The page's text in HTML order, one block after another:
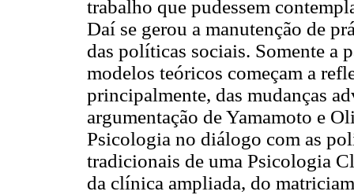
trabalho que pudessem
Daí se gerou a manutenção de
das políticas sociais. Somente a
modelos teóricos começam a
principalmente, das mudanças
argumentação de Yamamoto e
Psicologia no diálogo com as
tradicionais de uma Psicologia
da clínica ampliada, do